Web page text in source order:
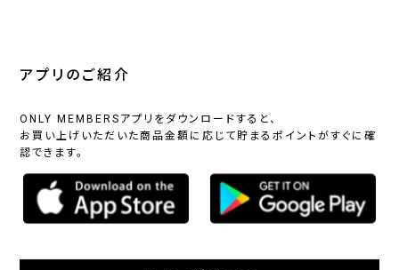
アプリのご紹介
ONLY MEMBERSアプリをダウンロードすると、
お買い上げいただいた商品金額に応じて貯まるポイントがすぐに確
認できます。